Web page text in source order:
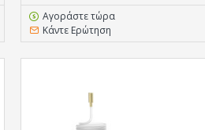
Αγοράστε τώρα
Κάντε Ερώτηση